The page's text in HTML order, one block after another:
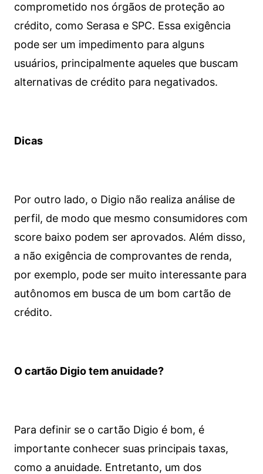
comprometido nos órgãos de proteção ao
crédito, como Serasa e SPC. Essa exigência
pode ser um impedimento para alguns
usuários, principalmente aqueles que buscam
alternativas de crédito para negativados.
Dicas
Por outro lado, o Digio não realiza análise de
perfil, de modo que mesmo consumidores com
score baixo podem ser aprovados. Além disso,
a não exigência de comprovantes de renda,
por exemplo, pode ser muito interessante para
autônomos em busca de um bom cartão de
crédito.
O cartão Digio tem anuidade?
Para definir se o cartão Digio é bom, é
importante conhecer suas principais taxas,
como a anuidade. Entretanto, um dos